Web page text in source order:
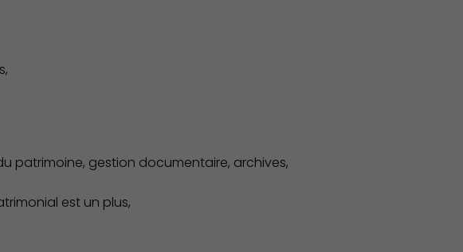
patrimoine, gestion documentaire, archives,
est un plus,